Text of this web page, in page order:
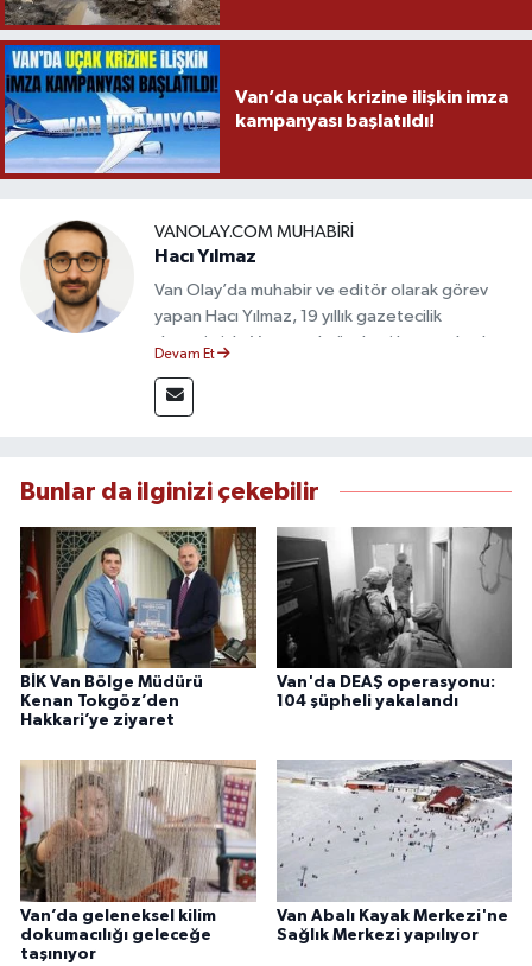
Van’da uçak krizine ilişkin imza
kampanyası başlatıldı!
VANOLAY.COM MUHABIRI
Hacı Yılmaz
Van Olay’da muhabir ve editör olarak görev
yapan Hacı Yılmaz, 19 yıllık gazetecilik
deneyimiyle Van yerel gündemi başta olmak
takip etmektedir. Editoryal sürece katkı sunan
Yılmaz, tarafsızlık, doğruluk ve etik ilkeler
bilgilendirmektedir.
Devam Et
Bunlar da ilginizi çekebilir
BİK Van Bölge Müdürü
Kenan Tokgöz’den
Hakkari’ye ziyaret
Van'da DEAŞ operasyonu:
104 şüpheli yakalandı
Van’da geleneksel kilim
dokumacılığı geleceğe
taşınıyor
Van Abalı Kayak Merkezi'ne
Sağlık Merkezi yapılıyor